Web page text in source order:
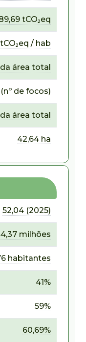
tCO₂eq
tCO₂eq / hab
da área total
(nº de focos)
área total
42,64 ha
52,04 (2025)
milhões
habitantes
41%
59%
60,69%